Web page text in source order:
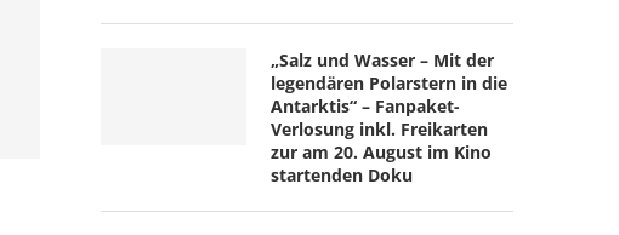
zum Albtraum wird
späte...
„Salz und Wasser – Mit der
legendären Polarstern in die
Antarktis“ – Fanpaket-
Verlosung inkl. Freikarten
zur am 20. August im Kino
startenden Doku